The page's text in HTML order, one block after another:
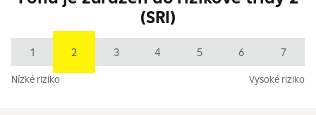
(SRI)
Nízké riziko Vysoké riziko
1 2 3 4 5 6 7